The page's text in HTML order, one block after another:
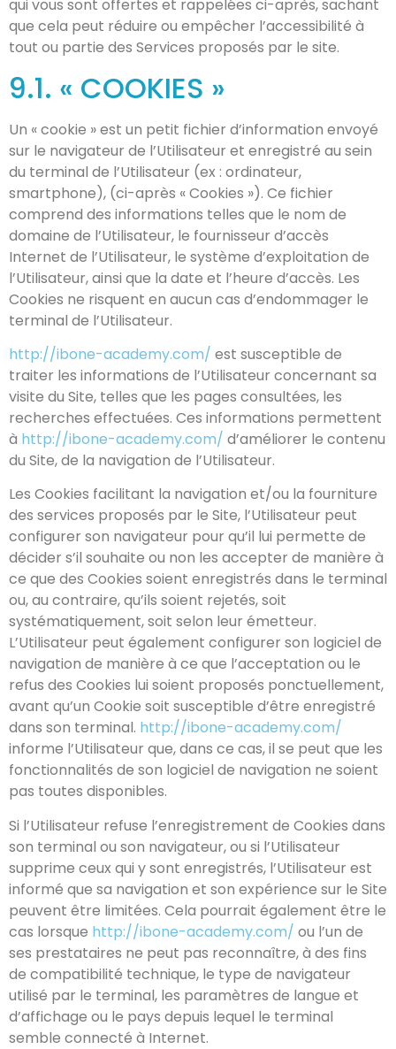
qui vous sont offertes et rappelées ci-après, sachant
que cela peut réduire ou empêcher l’accessibilité à
tout ou partie des Services proposés par le site.
9.1. « COOKIES »
Un « cookie » est un petit fichier d’information envoyé
sur le navigateur de l’Utilisateur et enregistré au sein
du terminal de l’Utilisateur (ex : ordinateur,
smartphone), (ci-après « Cookies »). Ce fichier
comprend des informations telles que le nom de
domaine de l’Utilisateur, le fournisseur d’accès
Internet de l’Utilisateur, le système d’exploitation de
l’Utilisateur, ainsi que la date et l’heure d’accès. Les
Cookies ne risquent en aucun cas d’endommager le
terminal de l’Utilisateur.
http://ibone-academy.com/ est susceptible de
traiter les informations de l’Utilisateur concernant sa
visite du Site, telles que les pages consultées, les
recherches effectuées. Ces informations permettent
à http://ibone-academy.com/ d’améliorer le contenu
du Site, de la navigation de l’Utilisateur.
Les Cookies facilitant la navigation et/ou la fourniture
des services proposés par le Site, l’Utilisateur peut
configurer son navigateur pour qu’il lui permette de
décider s’il souhaite ou non les accepter de manière à
ce que des Cookies soient enregistrés dans le terminal
ou, au contraire, qu’ils soient rejetés, soit
systématiquement, soit selon leur émetteur.
L’Utilisateur peut également configurer son logiciel de
navigation de manière à ce que l’acceptation ou le
refus des Cookies lui soient proposés ponctuellement,
avant qu’un Cookie soit susceptible d’être enregistré
dans son terminal. http://ibone-academy.com/
informe l’Utilisateur que, dans ce cas, il se peut que les
fonctionnalités de son logiciel de navigation ne soient
pas toutes disponibles.
Si l’Utilisateur refuse l’enregistrement de Cookies dans
son terminal ou son navigateur, ou si l’Utilisateur
supprime ceux qui y sont enregistrés, l’Utilisateur est
informé que sa navigation et son expérience sur le Site
peuvent être limitées. Cela pourrait également être le
cas lorsque http://ibone-academy.com/ ou l’un de
ses prestataires ne peut pas reconnaître, à des fins
de compatibilité technique, le type de navigateur
utilisé par le terminal, les paramètres de langue et
d’affichage ou le pays depuis lequel le terminal
semble connecté à Internet.